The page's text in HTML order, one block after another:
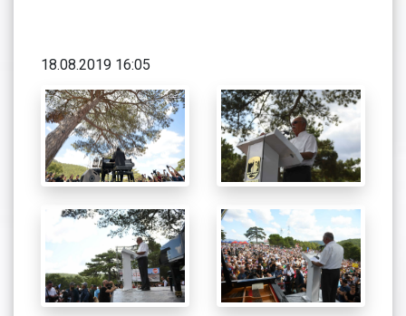
18.08.2019 16:05